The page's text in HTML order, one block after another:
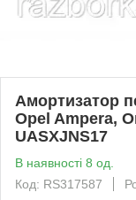
Амортизатор
Opel Ampera,
UASXJNS17
В наявності 8 од.
Код: RS317587